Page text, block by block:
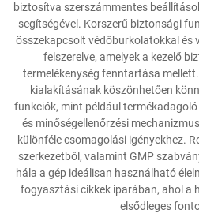
biztosítva szerszámmentes
segítségével. Korszerű biztonsági
összekapcsolt védőburkolatokkal és
felszerelve, amelyek a kezelő
termelékenység fenntartása
kialakításának köszönhetően
funkciók, mint például
és minőségellenőrzési
különféle csomagolási igényekhez.
szerkezetből, valamint GMP
hála a gép ideálisan használható
fogyasztási cikkek iparában, ahol a
elsődleges